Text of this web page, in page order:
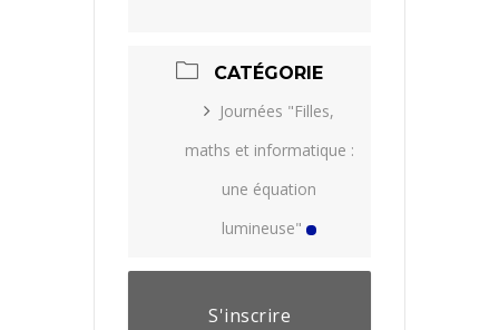
CATÉGORIE
Journées "Filles,
maths et informatique :
une équation
lumineuse"
S'inscrire